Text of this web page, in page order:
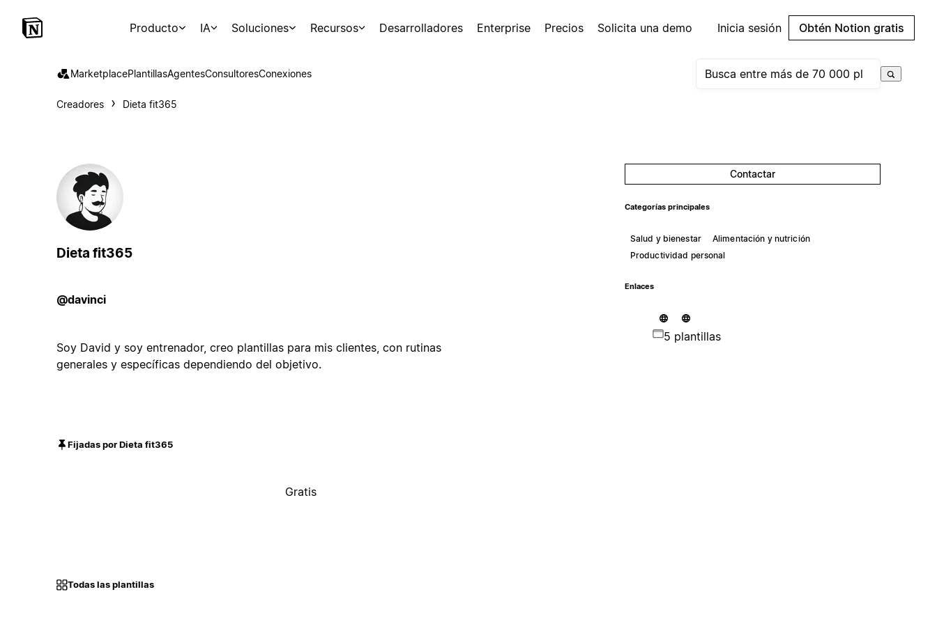
Producto IA Soluciones Recursos Desarrolladores Enterprise Precios Solicita una demo Inicia sesión Obtén Notion gratis
MarketplacePlantillasAgentesConsultoresConexiones
Creadores Dieta fit365
Dieta fit365
@davinci
Soy David y soy entrenador, creo plantillas para mis clientes, con rutinas
generales y específicas dependiendo del objetivo.
Contactar
Categorías principales
Salud y bienestar
Alimentación y nutrición
Productividad personal
Enlaces
5 plantillas
Fijadas por Dieta fit365
Gratis
Todas las plantillas